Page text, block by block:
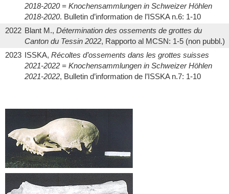
2018-2020 = Knochensammlungen in Schweizer Höhlen
2018-2020. Bulletin d’information de l’ISSKA n.6: 1-10
2022 Blant M., Détermination des ossements de grottes du
Canton du Tessin 2022, Rapporto al MCSN: 1-5 (non pubbl.)
2023 ISSKA, Récoltes d’ossements dans les grottes suisses
2021-2022 = Knochensammlungen in Schweizer Höhlen
2021-2022, Bulletin d’information de l’ISSKA n.7: 1-10